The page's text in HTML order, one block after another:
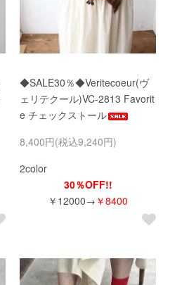
◆SALE30％◆Veritecoeur(ヴ
ェリテクール)VC-2813 Favorit
e チェックストール
8,400円(税込9,240円)
2color
30％OFF!!
￥12000→ ￥8400